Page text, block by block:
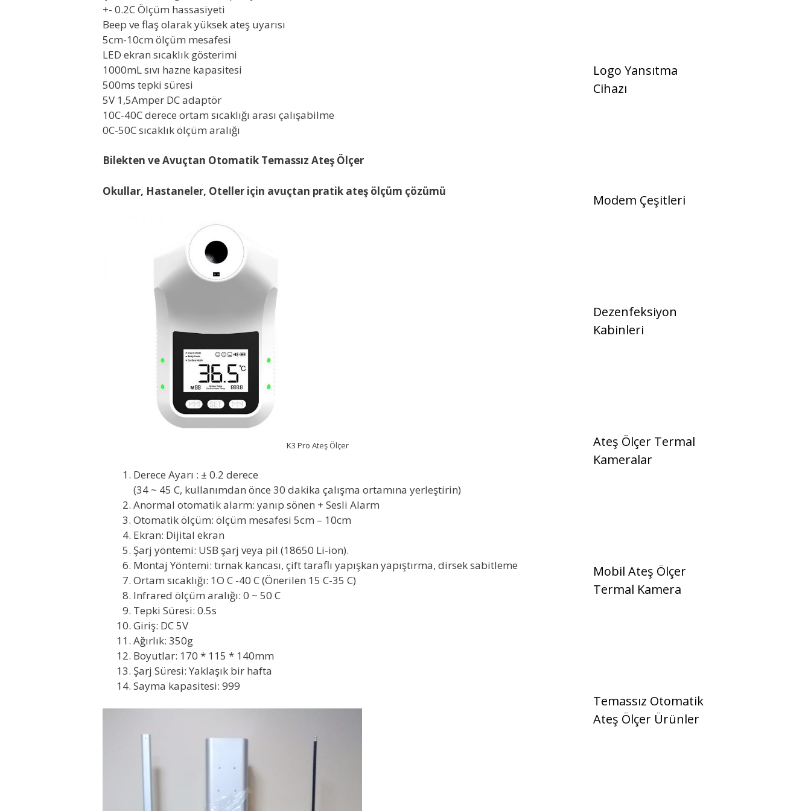
+- 0.2C Ölçüm hassasiyeti
Beep ve flaş olarak yüksek ateş uyarısı
5cm-10cm ölçüm mesafesi
LED ekran sıcaklık gösterimi
1000mL sıvı hazne kapasitesi
500ms tepki süresi
5V 1,5Amper DC adaptör
10C-40C derece ortam sıcaklığı arası çalışabilme
0C-50C sıcaklık ölçüm aralığı
Bilekten ve Avuçtan Otomatik Temassız Ateş Ölçer
Okullar, Hastaneler, Oteller için avuçtan pratik ateş ölçüm çözümü
K3 Pro Ateş Ölçer
Derece Ayarı : ± 0.2 derece
(34 ~ 45 C, kullanımdan önce 30 dakika çalışma ortamına yerleştirin)
Anormal otomatik alarm: yanıp sönen + Sesli Alarm
Otomatik ölçüm: ölçüm mesafesi 5cm – 10cm
Ekran: Dijital ekran
Şarj yöntemi: USB şarj veya pil (18650 Li-ion).
Montaj Yöntemi: tırnak kancası, çift taraflı yapışkan yapıştırma, dirsek sabitleme
Ortam sıcaklığı: 1O C -40 C (Önerilen 15 C-35 C)
lnfrared ölçüm aralığı: 0 ~ 50 C
Tepki Süresi: 0.5s
Giriş: DC 5V
Ağırlık: 350g
Boyutlar: 170 * 115 * 140mm
Şarj Süresi: Yaklaşık bir hafta
Sayma kapasitesi: 999
Logo Yansıtma
Cihazı
Modem Çeşitleri
Dezenfeksiyon
Kabinleri
Ateş Ölçer Termal
Kameralar
Mobil Ateş Ölçer
Termal Kamera
Temassız Otomatik
Ateş Ölçer Ürünler